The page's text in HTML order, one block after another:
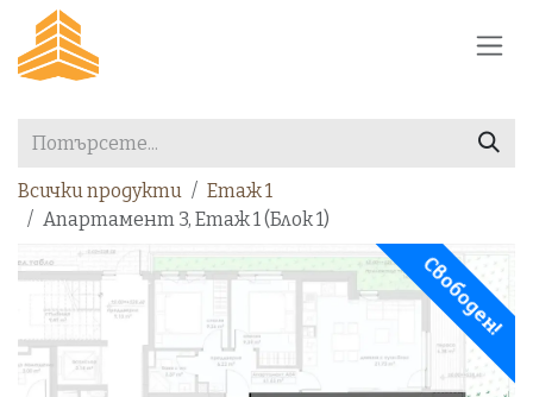
Преминете към съдържание
Всички продукти
Етаж 1
Апартамент 3, Етаж 1 (Блок 1)
Свободен!